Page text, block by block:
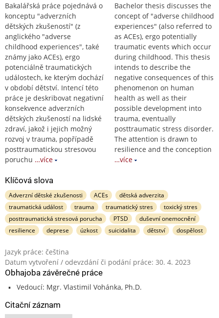
Bakalářská práce pojednává o
konceptu "adverzních
dětských zkušeností" (z
anglického "adverse
childhood experiences", také
známy jako ACEs), ergo
potenciálně traumatických
událostech, ke kterým dochází
v období dětství. Intencí této
práce je deskribovat negativní
konsekvence adverzních
dětských zkušeností na lidské
zdraví, jakož i jejich možný
rozvoj v trauma, popřípadě
posttraumatickou stresovou
poruchu …více
Bachelor thesis discusses the
concept of "adverse childhood
experiences" (also referred to
as ACEs), ergo potentially
traumatic events which occur
during childhood. This thesis
intends to describe the
negative consequences of this
phenomenon on human
health as well as their
possible development into
trauma, eventually
posttraumatic stress disorder.
The attention is drawn to
resilience and the conception
…více
Klíčová slova
Adverzní dětské zkušenosti ACEs
dětská adverzita
traumatická událost
trauma traumatický stres
toxický stres
posttraumatická stresová porucha
PTSD
duševní onemocnění
resilience
deprese úzkost suicidalita dětství dospělost
Jazyk práce: čeština
Datum vytvoření / odevzdání či podání práce: 30. 4. 2023
Obhajoba závěrečné práce
Vedoucí: Mgr. Vlastimil Vohánka, Ph.D.
Citační záznam